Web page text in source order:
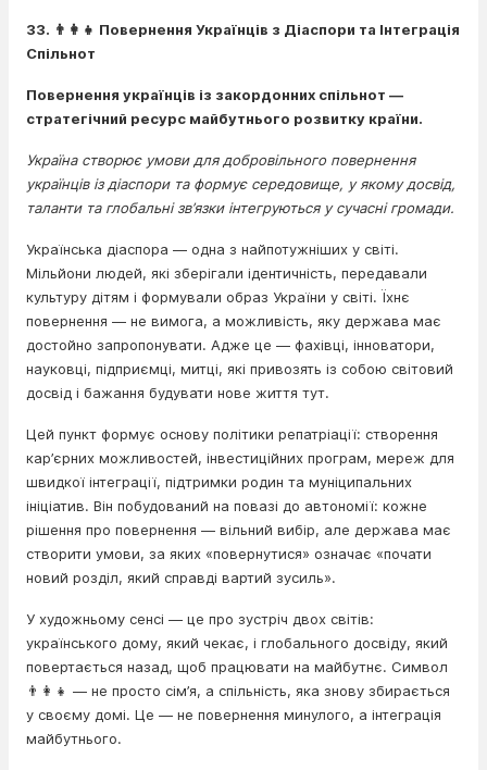
33. 👨‍👩‍👧 Повернення Українців з Діаспори та Інтеграція
Спільнот
Повернення українців із закордонних спільнот —
стратегічний ресурс майбутнього розвитку країни.
Україна створює умови для добровільного повернення
українців із діаспори та формує середовище, у якому досвід,
таланти та глобальні зв’язки інтегруються у сучасні громади.
Українська діаспора — одна з найпотужніших у світі.
Мільйони людей, які зберігали ідентичність, передавали
культуру дітям і формували образ України у світі. Їхнє
повернення — не вимога, а можливість, яку держава має
достойно запропонувати. Адже це — фахівці, інноватори,
науковці, підприємці, митці, які привозять із собою світовий
досвід і бажання будувати нове життя тут.
Цей пункт формує основу політики репатріації: створення
кар’єрних можливостей, інвестиційних програм, мереж для
швидкої інтеграції, підтримки родин та муніципальних
ініціатив. Він побудований на повазі до автономії: кожне
рішення про повернення — вільний вибір, але держава має
створити умови, за яких «повернутися» означає «почати
новий розділ, який справді вартий зусиль».
У художньому сенсі — це про зустріч двох світів:
українського дому, який чекає, і глобального досвіду, який
повертається назад, щоб працювати на майбутнє. Символ
👨‍👩‍👧 — не просто сім’я, а спільність, яка знову збирається
у своєму домі. Це — не повернення минулого, а інтеграція
майбутнього.